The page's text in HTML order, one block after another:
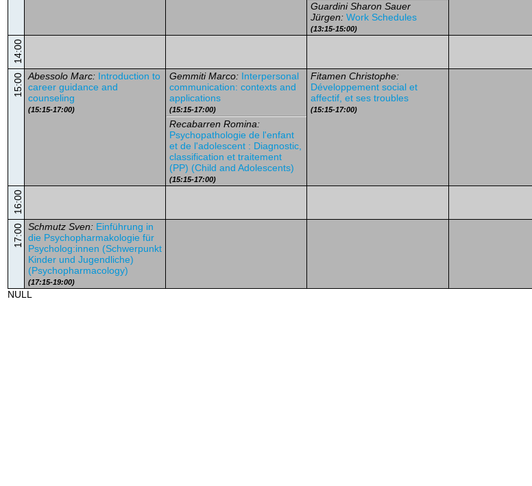
Guardini Sharon Sauer
Jürgen: Work Schedules
(13:15-15:00)
14:00
15:00
Abessolo Marc: Introduction to
career guidance and
counseling
(15:15-17:00)
Gemmiti Marco: Interpersonal
communication: contexts and
applications
(15:15-17:00)
Recabarren Romina:
Psychopathologie de l'enfant
et de l'adolescent : Diagnostic,
classification et traitement
(PP) (Child and Adolescents)
(15:15-17:00)
Fitamen Christophe:
Développement social et
affectif, et ses troubles
(15:15-17:00)
16:00
17:00
Schmutz Sven: Einführung in
die Psychopharmakologie für
Psycholog:innen (Schwerpunkt
Kinder und Jugendliche)
(Psychopharmacology)
(17:15-19:00)
NULL